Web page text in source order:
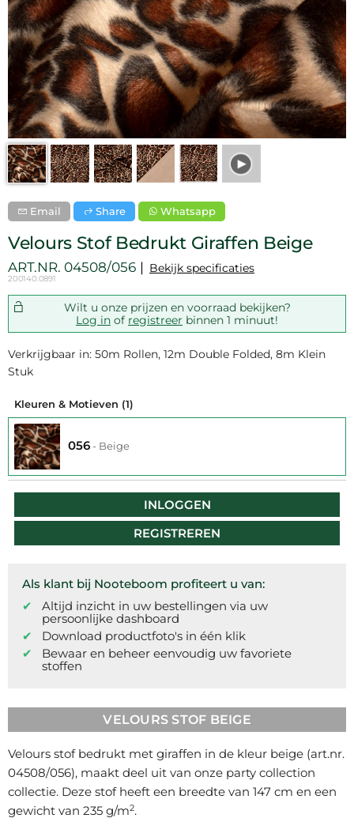
Email Share Whatsapp
Velours Stof Bedrukt Giraffen Beige
ART.NR. 04508/056
200140.0891
Bekijk specificaties
Wilt u onze prijzen en voorraad bekijken?
Log in of registreer binnen 1 minuut!
Verkrijgbaar in: 50m Rollen, 12m Double Folded, 8m Klein
Stuk
Kleuren & Motieven (1)
056- Beige
INLOGGEN
REGISTREREN
Als klant bij Nooteboom profiteert u van:
Altijd inzicht in uw bestellingen via uw
persoonlijke dashboard
Download productfoto's in één klik
Bewaar en beheer eenvoudig uw favoriete
stoffen
VELOURS STOF BEIGE
Velours stof bedrukt met giraffen in de kleur beige (art.nr.
04508/056), maakt deel uit van onze party collection
collectie. Deze stof heeft een breedte van 147 cm en een
gewicht van 235 g/m2.